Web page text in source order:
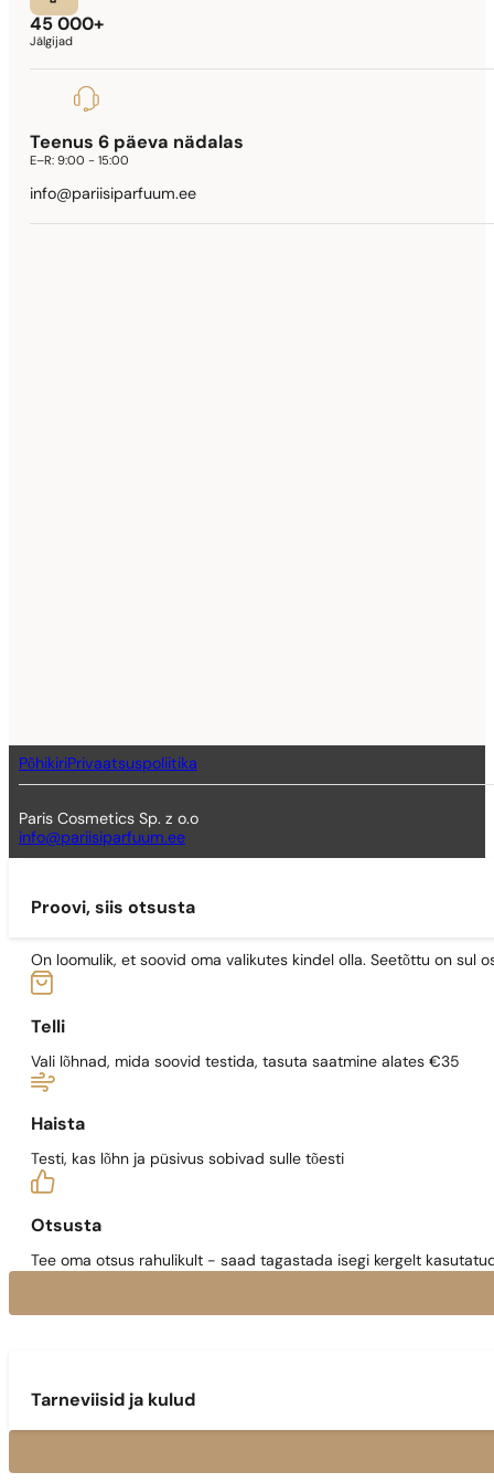
45 000+
Jälgijad
Teenus 6 päeva nädalas
E–R:9:00 - 15:00
info@pariisiparfuum.ee
PõhikiriPrivaatsuspoliitika
Paris Cosmetics Sp. z o.o
info@pariisiparfuum.ee
Proovi, siis otsusta
On loomulik, et soovid oma valikutes kindel olla. Seetõttu on sul
Telli
Vali lõhnad, mida soovid testida, tasuta saatmine alates €35
Haista
Testi, kas lõhn ja püsivus sobivad sulle tõesti
Otsusta
Tee oma otsus rahulikult - saad tagastada isegi kergelt
Tarneviisid ja kulud